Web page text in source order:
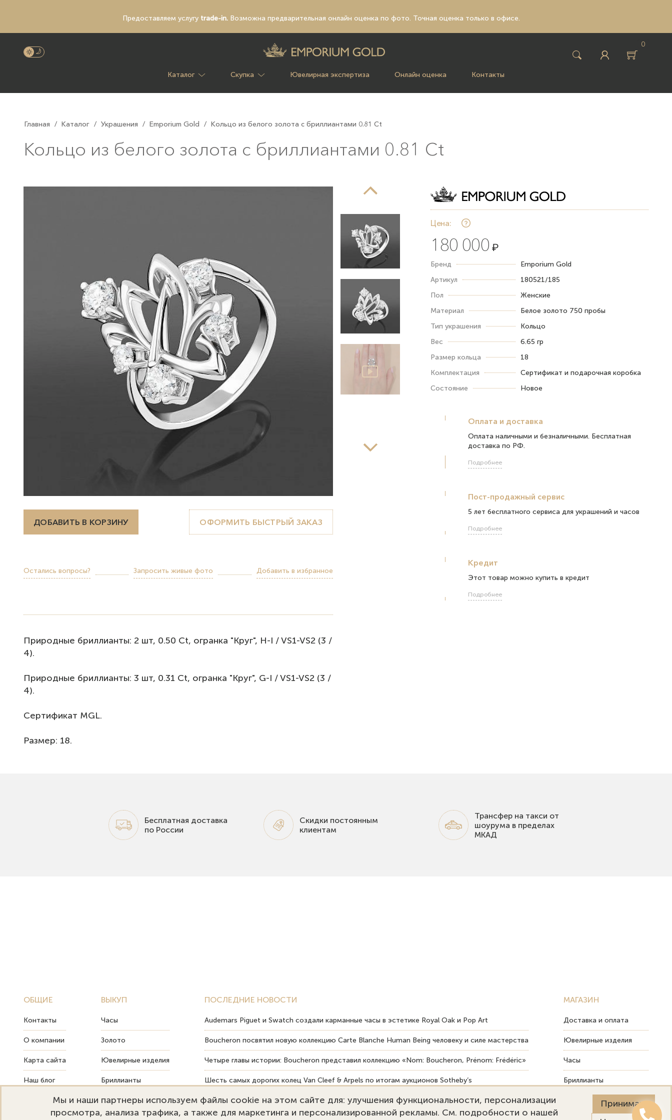
Предоставляем услугу trade-in.Возможна предварительная онлайн оценка по фото. Точная оценка только в офисе.
0
Каталог Скупка Ювелирная экспертиза Онлайн оценка Контакты
Главная / Каталог / Украшения / Emporium Gold / Кольцо из белого золота с бриллиантами 0.81 Ct
Кольцо из белого золота с бриллиантами 0.81 Ct
ДОБАВИТЬ В КОРЗИНУ ОФОРМИТЬ БЫСТРЫЙ ЗАКАЗ
Остались вопросы? Запросить живые фото Добавить в избранное
Природные бриллианты: 2 шт, 0.50 Ct, огранка "Круг", H-I / VS1-VS2 (3 /
4).
Природные бриллианты: 3 шт, 0.31 Ct, огранка "Круг", G-I / VS1-VS2 (3 /
4).
Сертификат MGL.
Размер: 18.
Цена:
180 000 ₽
Бренд
Emporium Gold
Артикул
180521/185
Пол
Женские
Материал
Белое золото 750 пробы
Тип украшения
Кольцо
Вес
6.65 гр
Размер кольца
18
Комплектация
Сертификат и подарочная коробка
Состояние
Новое
Оплата и доставка
Оплата наличными и безналичными. Бесплатная
доставка по РФ.
Подробнее
Пост-продажный сервис
5 лет бесплатного сервиса для украшений и часов
Подробнее
Кредит
Этот товар можно купить в кредит
Подробнее
Бесплатная доставка
по России
Скидки постоянным
клиентам
Трансфер на такси от
шоурума в пределах
МКАД
ОБЩИЕ
Контакты
О компании
Карта сайта
Наш блог
ВЫКУП
Часы
Золото
Ювелирные изделия
Бриллианты
Монеты
ПОСЛЕДНИЕ НОВОСТИ
Audemars Piguet и Swatch создали карманные часы в эстетике Royal Oak и Pop Art
Boucheron посвятил новую коллекцию Carte Blanche Human Being человеку и силе мастерства
Четыре главы истории: Boucheron представил коллекцию «Nom: Boucheron, Prénom: Frédéric»
Шесть самых дорогих колец Van Cleef & Arpels по итогам аукционов Sotheby’s
Как твердость драгоценных камней влияет на долговечность ювелирных изделий
МАГАЗИН
Доставка и оплата
Ювелирные изделия
Часы
Бриллианты
Пост-продажный сервис
Мы и наши партнеры используем файлы cookie на этом сайте для: улучшения функциональности, персонализации
просмотра, анализа трафика, а также для маркетинга и персонализированной рекламы. См. подробности о нашей
Принимаю